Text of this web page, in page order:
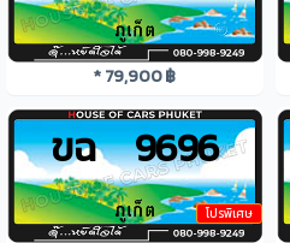
* 79,900 ฿
โปรพิเศษ
ขฉ 9696